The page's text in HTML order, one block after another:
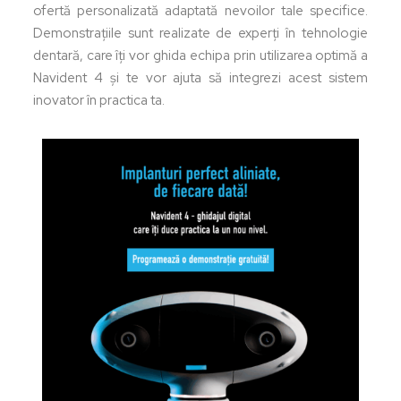
ofertă personalizată adaptată nevoilor tale specifice.
Demonstrațiile sunt realizate de experți în tehnologie
dentară, care îți vor ghida echipa prin utilizarea optimă a
Navident 4 și te vor ajuta să integrezi acest sistem
inovator în practica ta.